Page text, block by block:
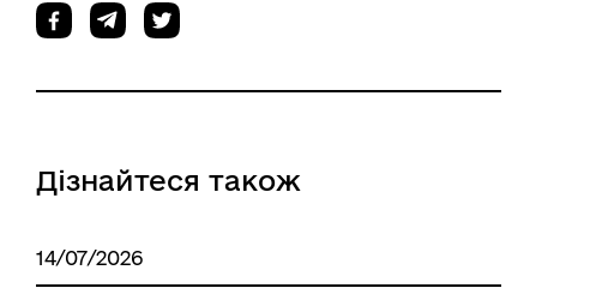
Дізнайтеся також
14/07/2026